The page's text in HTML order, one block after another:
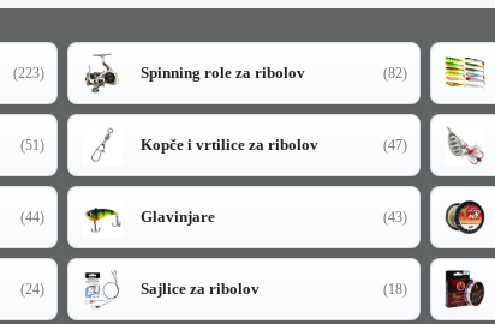
(223) Spinning role za ribolov (82)
(51) Kopče i vrtilice za ribolov (47)
(44) Glavinjare (43)
(24) Sajlice za ribolov (18)